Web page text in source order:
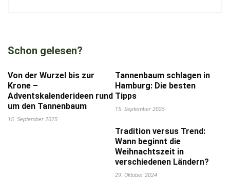
Schon gelesen?
Von der Wurzel bis zur
Krone –
Adventskalenderideen rund
um den Tannenbaum
15. September 2025
Tannenbaum schlagen in
Hamburg: Die besten
Tipps
15. September 2025
Tradition versus Trend:
Wann beginnt die
Weihnachtszeit in
verschiedenen Ländern?
29. Oktober 2024